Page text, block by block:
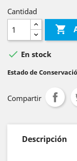
Cantidad

 En stock
Estado de
Compartir
Descripción